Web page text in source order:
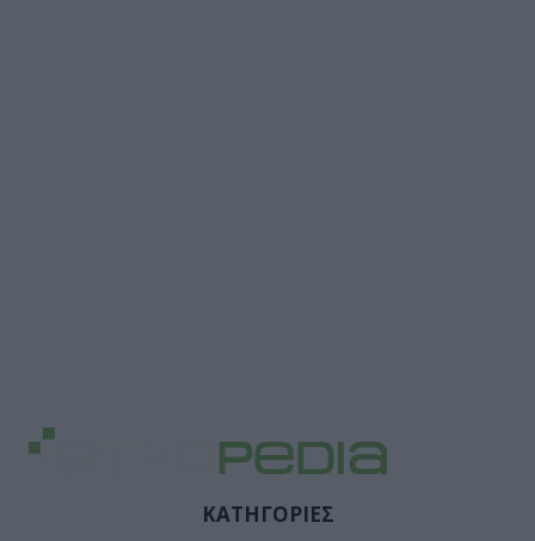
ΚΑΤΗΓΟΡΙΕΣ